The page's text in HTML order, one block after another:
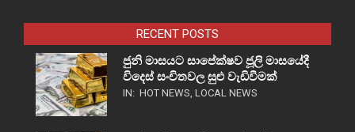
RECENT POSTS
ජුනි මාසයට සාපේක්ෂව ජූලි මාසයේදී
විදෙස් සංචිතවල සුළු වැඩිවීමක්
IN: HOT NEWS, LOCAL NEWS